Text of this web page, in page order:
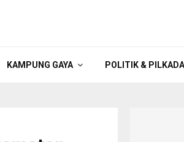
KAMPUNG GAYA POLITIK & PILKADA